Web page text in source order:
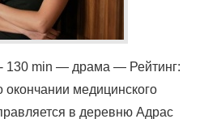
130 min — драма — Рейтинг:
окончании медицинского
в деревню Адрас